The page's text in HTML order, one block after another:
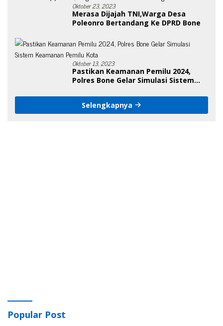
Oktober 23, 2023
Merasa Dijajah TNI,Warga Desa
Poleonro Bertandang Ke DPRD Bone
Oktober 13, 2023
Pastikan Keamanan Pemilu 2024,
Polres Bone Gelar Simulasi Sistem
Selengkapnya
Popular Post